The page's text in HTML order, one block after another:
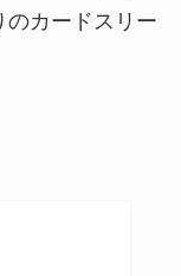
のカードスリー